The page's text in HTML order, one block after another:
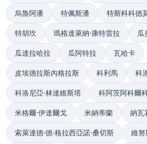
烏魯阿潘 特佩斯潘 特斯科科德
特胡坎 瑪格達萊納·康特雷拉 瓜
瓜達拉哈拉 瓜阿特拉 瓦哈卡
皮埃德拉斯內格拉斯 科利馬 科
科洛尼亞·林達維斯塔 科阿茨阿科爾
米格爾·伊達爾戈 米納蒂蘭 納瓦
索萊達德·德·格拉西亞諾·桑切斯 維努